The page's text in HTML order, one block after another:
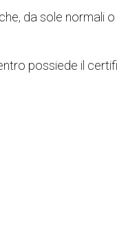
da sole normali
possiede il